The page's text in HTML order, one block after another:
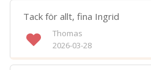
Tack för allt, fina Ingrid
Thomas
2026-03-28